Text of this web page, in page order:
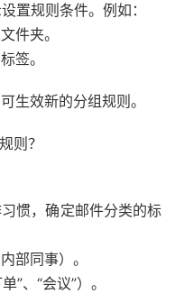
置规则条件。例如：
件夹。
签。
生效新的分组规则。
则？
惯，确定邮件分类的标
部同事）。
”、“会议”）。